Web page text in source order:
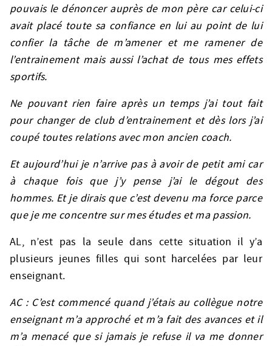
pouvais le dénoncer auprès de mon père car celui-ci
avait placé toute sa confiance en lui au point de lui
confier la tâche de m’amener et me ramener de
l’entrainement mais aussi l’achat de tous mes effets
sportifs.
Ne pouvant rien faire après un temps j’ai tout fait
pour changer de club d’entrainement et dès lors j’ai
coupé toutes relations avec mon ancien coach.
Et aujourd’hui je n’arrive pas à avoir de petit ami car
à chaque fois que j’y pense j’ai le dégout des
hommes. Et je dirais que c’est devenu ma force parce
que je me concentre sur mes études et ma passion.
AL, n’est pas la seule dans cette situation il y’a
plusieurs jeunes filles qui sont harcelées par leur
enseignant.
AC : C’est commencé quand j’étais au collègue notre
enseignant m’a approché et m’a fait des avances et il
m’a menacé que si jamais je refuse il va me donner